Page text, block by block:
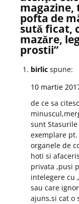
pofta de
sută ficat,
mazăre,
prostii”
birlic spune:
10 martie
de ce sa
sunt
exemplare
organele de
hoti si
privata ,pusi
intelegere cu
sau care
ajuns,si cat o